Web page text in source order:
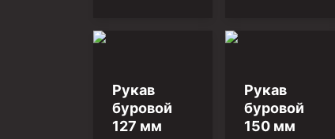
Рукав
буровой
127 мм
Рукав
буровой
150 мм